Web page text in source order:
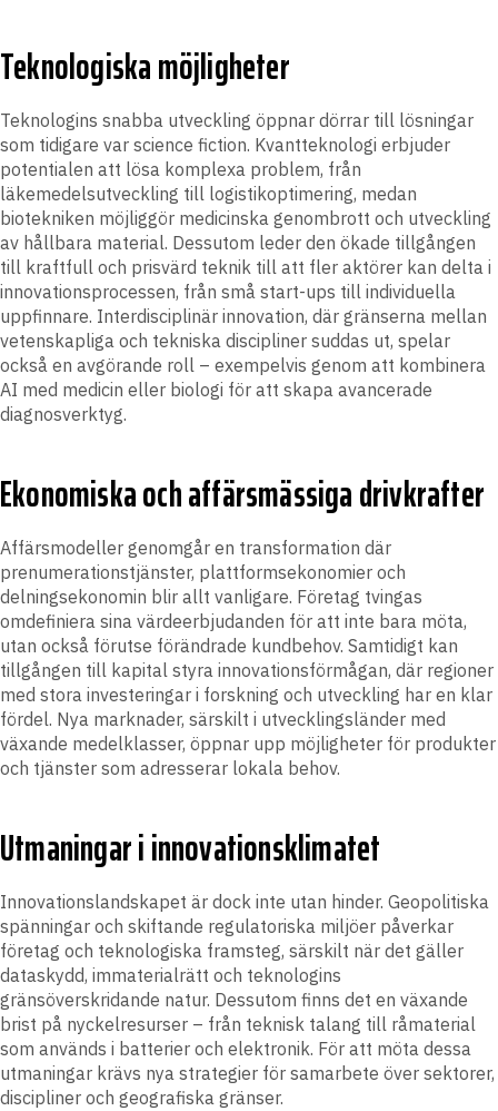
Teknologiska möjligheter
Teknologins snabba utveckling öppnar dörrar till lösningar
som tidigare var science fiction. Kvantteknologi erbjuder
potentialen att lösa komplexa problem, från
läkemedelsutveckling till logistikoptimering, medan
biotekniken möjliggör medicinska genombrott och utveckling
av hållbara material. Dessutom leder den ökade tillgången
till kraftfull och prisvärd teknik till att fler aktörer kan delta i
innovationsprocessen, från små start-ups till individuella
uppfinnare. Interdisciplinär innovation, där gränserna mellan
vetenskapliga och tekniska discipliner suddas ut, spelar
också en avgörande roll – exempelvis genom att kombinera
AI med medicin eller biologi för att skapa avancerade
diagnosverktyg.
Ekonomiska och affärsmässiga drivkrafter
Affärsmodeller genomgår en transformation där
prenumerationstjänster, plattformsekonomier och
delningsekonomin blir allt vanligare. Företag tvingas
omdefiniera sina värdeerbjudanden för att inte bara möta,
utan också förutse förändrade kundbehov. Samtidigt kan
tillgången till kapital styra innovationsförmågan, där regioner
med stora investeringar i forskning och utveckling har en klar
fördel. Nya marknader, särskilt i utvecklingsländer med
växande medelklasser, öppnar upp möjligheter för produkter
och tjänster som adresserar lokala behov.
Utmaningar i innovationsklimatet
Innovationslandskapet är dock inte utan hinder. Geopolitiska
spänningar och skiftande regulatoriska miljöer påverkar
företag och teknologiska framsteg, särskilt när det gäller
dataskydd, immaterialrätt och teknologins
gränsöverskridande natur. Dessutom finns det en växande
brist på nyckelresurser – från teknisk talang till råmaterial
som används i batterier och elektronik. För att möta dessa
utmaningar krävs nya strategier för samarbete över sektorer,
discipliner och geografiska gränser.